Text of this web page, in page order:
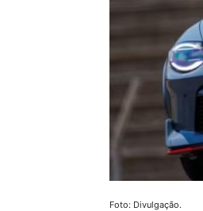
Foto: Divulgação.